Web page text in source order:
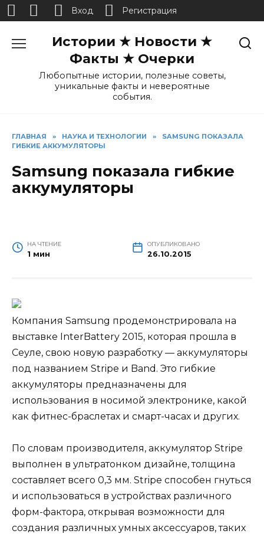
Истории ★ Новости ★
Факты ★ Очерки
Любопытные истории, полезные советы,
уникальные факты и невероятные
события.
ГЛАВНАЯ » НАУКА И ТЕХНОЛОГИИ »
SAMSUNG ПОКАЗАЛА
ГИБКИЕ АККУМУЛЯТОРЫ
Samsung показала гибкие
аккумуляторы
НА ЧТЕНИЕ
1 мин
ОПУБЛИКОВАНО
26.10.2015
Компания Samsung продемонстрировала на
выставке InterBattery 2015, которая прошла в
Сеуле, свою новую разработку — аккумуляторы
под названием Stripe и Band. Это гибкие
аккумуляторы предназначены для
использования в носимой электронике, какой
как фитнес-браслетах и смарт-часах и других.
По словам производителя, аккумулятор Stripe
выполнен в ультратонком дизайне, толщина
составляет всего 0,3 мм. Stripe способен гнуться
и использоваться в устройствах различного
форм-фактора, открывая возможности для
создания различных умных аксессуаров, таких
Вход Регистрация